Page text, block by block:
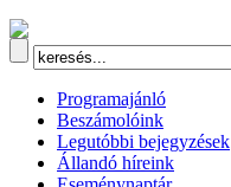
Programajánló
Beszámolóink
Legutóbbi bejegyzések
Állandó híreink